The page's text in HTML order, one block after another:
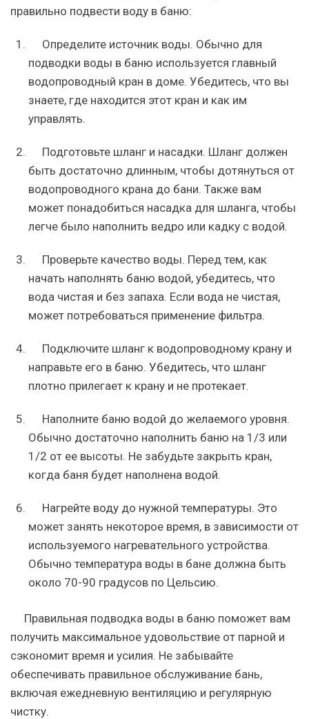
правильно подвести воду в баню:
Определите источник воды. Обычно для
подводки воды в баню используется главный
водопроводный кран в доме. Убедитесь, что вы
знаете, где находится этот кран и как им
управлять.
Подготовьте шланг и насадки. Шланг должен
быть достаточно длинным, чтобы дотянуться от
водопроводного крана до бани. Также вам
может понадобиться насадка для шланга, чтобы
легче было наполнить ведро или кадку с водой.
Проверьте качество воды. Перед тем, как
начать наполнять баню водой, убедитесь, что
вода чистая и без запаха. Если вода не чистая,
может потребоваться применение фильтра.
Подключите шланг к водопроводному крану и
направьте его в баню. Убедитесь, что шланг
плотно прилегает к крану и не протекает.
Наполните баню водой до желаемого уровня.
Обычно достаточно наполнить баню на 1/3 или
1/2 от ее высоты. Не забудьте закрыть кран,
когда баня будет наполнена водой.
Нагрейте воду до нужной температуры. Это
может занять некоторое время, в зависимости от
используемого нагревательного устройства.
Обычно температура воды в бане должна быть
около 70-90 градусов по Цельсию.
Правильная подводка воды в баню поможет вам
получить максимальное удовольствие от парной и
сэкономит время и усилия. Не забывайте
обеспечивать правильное обслуживание бань,
включая ежедневную вентиляцию и регулярную
чистку.